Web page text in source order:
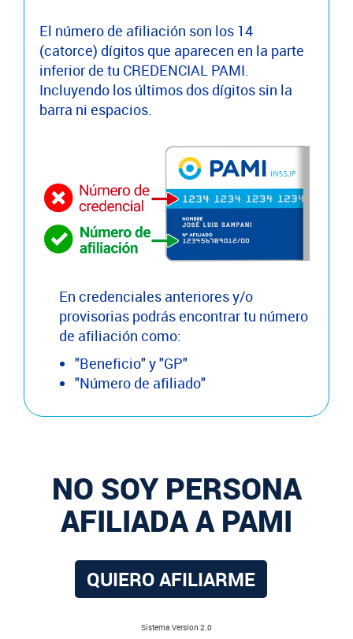
El número de afiliación son los 14
(catorce) dígitos que aparecen en la parte
inferior de tu CREDENCIAL PAMI.
Incluyendo los últimos dos dígitos sin la
barra ni espacios.
En credenciales anteriores y/o
provisorias podrás encontrar tu número
de afiliación como:
"Beneficio" y "GP"
"Número de afiliado"
NO SOY PERSONA
AFILIADA A PAMI
QUIERO AFILIARME
Sistema Versíon 2.0